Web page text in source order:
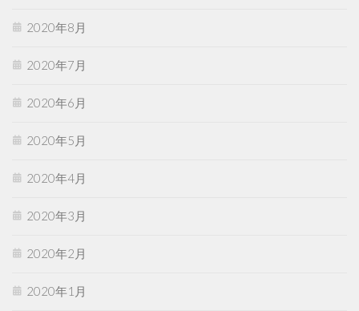
2020年8月
2020年7月
2020年6月
2020年5月
2020年4月
2020年3月
2020年2月
2020年1月